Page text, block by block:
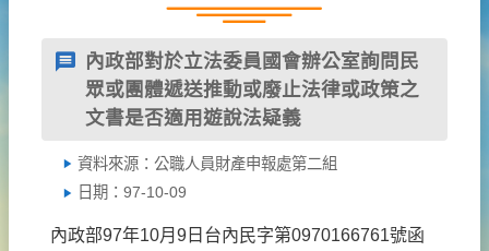
內政部對於立法委員國會辦公室詢問民
眾或團體遞送推動或廢止法律或政策之
文書是否適用遊說法疑義
資料來源：公職人員財產申報處第二組
日期：97-10-09
內政部97年10月9日台內民字第0970166761號函